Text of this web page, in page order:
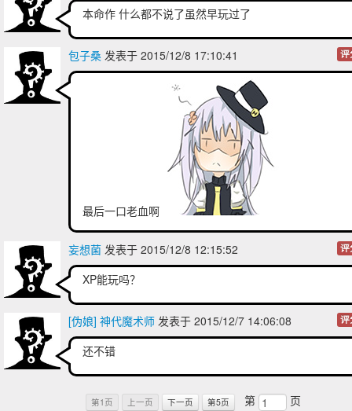
本命作 什么都不说了虽然早玩过了
包子桑 发表于 2015/12/8 17:10:41 评
最后一口老血啊
妄想菌 发表于 2015/12/8 12:15:52 评
XP能玩吗？
[伪娘] 神代魔术师 发表于 2015/12/7 14:06:08 评
还不错
第1页 上一页 下一页 第5页 第 页